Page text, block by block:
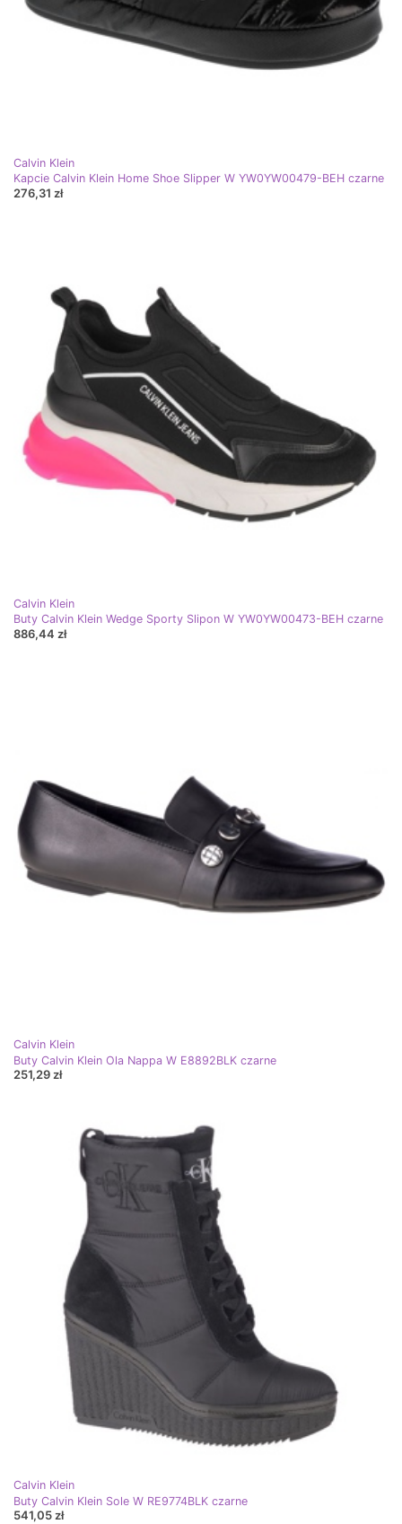
Calvin Klein
Kapcie Calvin Klein Home Shoe Slipper W YW0YW00479-BEH czarne
276,31 zł
Calvin Klein
Buty Calvin Klein Wedge Sporty Slipon W YW0YW00473-BEH czarne
886,44 zł
Calvin Klein
Buty Calvin Klein Ola Nappa W E8892BLK czarne
251,29 zł
Calvin Klein
Buty Calvin Klein Sole W RE9774BLK czarne
541,05 zł